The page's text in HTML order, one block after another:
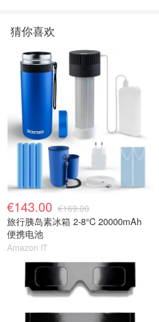
猜你喜欢
€143.00 €169.00
旅行胰岛素冰箱 2-8°C 20000mAh
便携电池
Amazon IT